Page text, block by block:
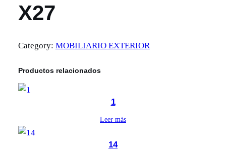
X27
Category: MOBILIARIO EXTERIOR
Productos relacionados
1
Leer más
14